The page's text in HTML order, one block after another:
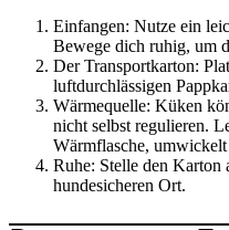
Einfangen: Nutze ein
Bewege dich ruhig, um
Der Transportkarton:
luftdurchlässigen
Wärmequelle: Küken
nicht selbst regulieren.
Wärmflasche,
Ruhe: Stelle den Karton
hundesicheren Ort.